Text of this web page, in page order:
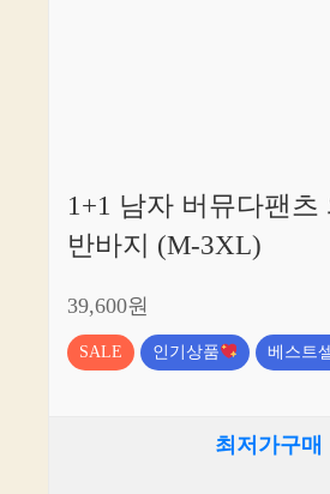
1+1 남자 버뮤다팬츠
반바지 (M-3XL)
39,600원
SALE 인기상품 베스트
최저가구매